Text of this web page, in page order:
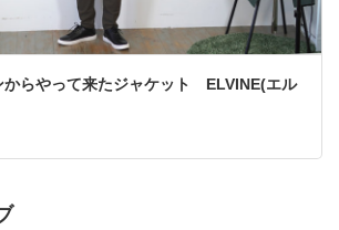
からやって来たジャケット ELVINE(エル